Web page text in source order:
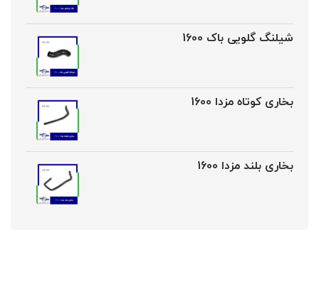
شیلنگ گلویی باک 1600
بخاری کوتاه مزدا 1600
بخاری بلند مزدا 1600